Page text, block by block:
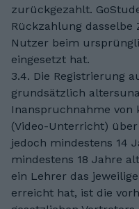
zurückgezahlt.
Rückzahlung
Nutzer beim
eingesetzt hat.
3.4. Die Registrierung
grundsätzlich
Inanspruchnahme von
(Video-Unterricht)
jedoch mindestens 14
mindestens 18 Jahre
ein Lehrer das
erreicht hat, ist die